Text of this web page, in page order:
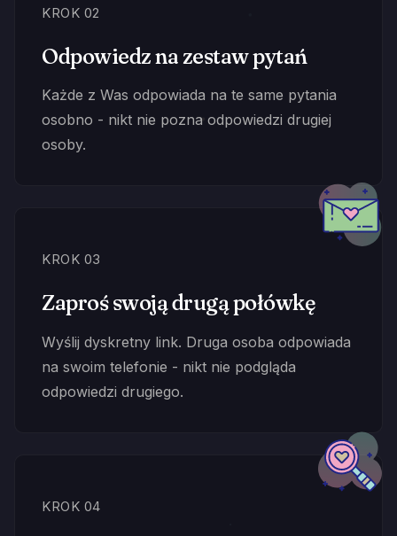
KROK 02
Odpowiedz na zestaw pytań
Każde z Was odpowiada na te same pytania
osobno - nikt nie pozna odpowiedzi drugiej
osoby.
KROK 03
Zaproś swoją drugą połówkę
Wyślij dyskretny link. Druga osoba odpowiada
na swoim telefonie - nikt nie podgląda
odpowiedzi drugiego.
KROK 04